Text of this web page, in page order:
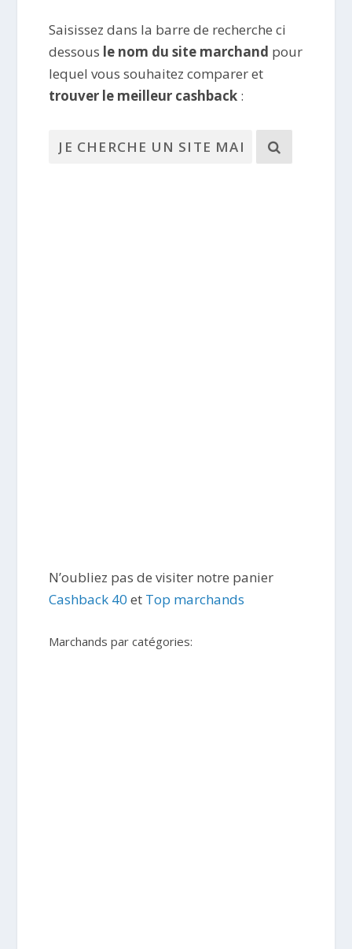
Saisissez dans la barre de recherche ci
dessous le nom du site marchand pour
lequel vous souhaitez comparer et
trouver le meilleur cashback :
N’oubliez pas de visiter notre panier
Cashback 40 et Top marchands
Marchands par catégories: